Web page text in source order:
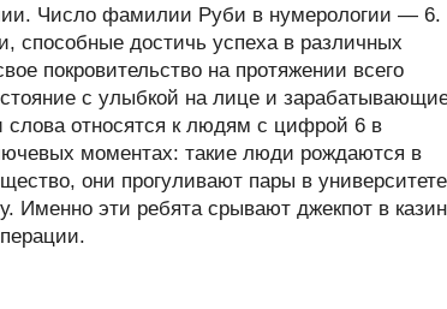
Число фамилии Руби в нумерологии — 6.
достичь успеха в различных
покровительство на протяжении всего
с улыбкой на лице и
относятся к людям с цифрой 6 в
моментах: такие люди рождаются в
они прогуливают пары в
Именно эти ребята срывают джекпот в